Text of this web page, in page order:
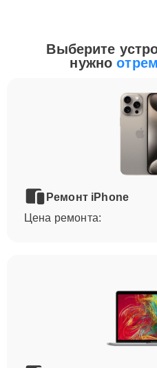
Выберите
нужно
Ремонт iPhone
Цена ремонта: